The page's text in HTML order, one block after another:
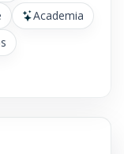
Academia